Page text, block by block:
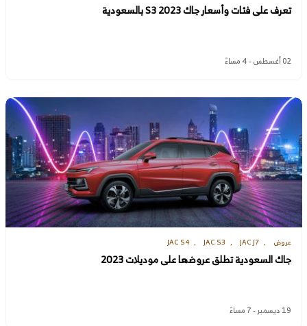
تعرف على فئات وأسعار جاك S3 2023 بالسعودية
02 أغسطس - 4 مساءً
عروض JAC J7
JAC S3
JAC S4
جاك السعودية تطلق عروضها على موديلات 2023
19 ديسمبر - 7 مساءً